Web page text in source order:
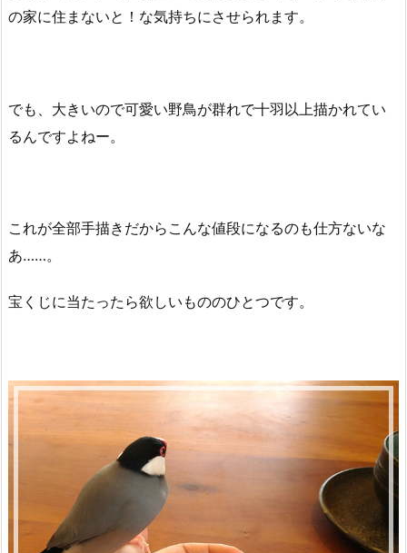
の家に住まないと！な気持ちにさせられます。
でも、大きいので可愛い野鳥が群れで十羽以上描かれてい
るんですよねー。
これが全部手描きだからこんな値段になるのも仕方ないな
あ……。
宝くじに当たったら欲しいもののひとつです。